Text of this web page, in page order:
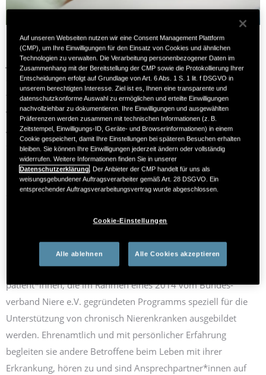
Jedes Jahr erhalten mehr als 10.000 Menschen in Deutschland
die Diagnose, dass ihre Nieren nicht mehr ausreichend
funktionieren1– ein Ereignis, das das Leben der Betroffenen
von jetzt auf gleich auf den Kopf stellt. Auch wenn engagierte
Ärzt*innen und Dialyse­teams mit Rat und Tat zur Verfügung
stehen, fühlen sich mehr als 80 % der Betroffenen nicht
richtig informiert 1und gehen mit vielen Sorgen und
Ungewissheiten in die nun folgenden Behandlungen. In dieser
schwierigen Zeit können sogenannte
PatientenBegleiter*innen
– das sind Dialysepatient*innen,
Nieren­transplantierte, Eltern, Angehörige oder Prädialyse­
patient*innen, die im Rahmen eines 2014 vom Bundes­
verband Niere e.V. gegründeten Programms speziell für die
Unterstützung von chronisch Nieren­kranken ausgebildet
werden. Ehrenamtlich und mit persönlicher Erfahrung
begleiten sie andere Betroffene beim Leben mit ihrer
Erkrankung, hören zu und sind Ansprech­partner*innen auf
Auf unseren Webseiten nutzen wir eine Consent Management Plattform
(CMP), um Ihre Einwilligungen für den Einsatz von Cookies und ähnlichen
Technologien zu verwalten. Die Verarbeitung personenbezogener Daten im
Zusammenhang mit der Bereitstellung der CMP sowie die Protokollierung Ihrer
Entscheidungen erfolgt auf Grundlage von Art. 6 Abs. 1 S. 1 lit. f DSGVO in
unserem berechtigten Interesse. Ziel ist es, Ihnen eine transparente und
datenschutzkonforme Auswahl zu ermöglichen und erteilte Einwilligungen
nachvollziehbar zu dokumentieren. Ihre Einwilligungen und ausgewählten
Präferenzen werden zusammen mit technischen Informationen (z. B.
Zeitstempel, Einwilligungs-ID, Geräte- und Browserinformationen) in einem
Cookie gespeichert, damit Ihre Einstellungen bei späteren Besuchen erhalten
bleiben. Sie können Ihre Einwilligungen jederzeit ändern oder vollständig
widerrufen. Weitere Informationen finden Sie in unserer
Datenschutzerklärung. Der Anbieter der CMP handelt für uns als
weisungsgebundener Auftragsverarbeiter gemäß Art. 28 DSGVO. Ein
entsprechender Auftragsverarbeitungsvertrag wurde abgeschlossen.
Cookie-Einstellungen
Alle ablehnen Alle Cookies akzeptieren